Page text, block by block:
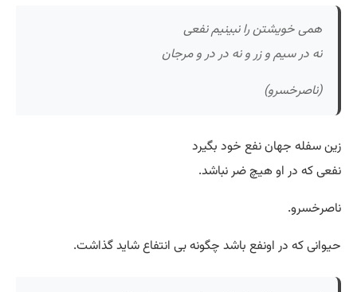
همی خویشتن را نبینیم نفعی
نه در سیم و زر و نه در در و مرجان
(ناصرخسرو)
زین سفله جهان نفع خود بگیرد
نفعی که در او هیچ ضر نباشد.
ناصرخسرو.
حیوانی که در اونفع باشد چگونه بی انتفاع شاید گذاشت.